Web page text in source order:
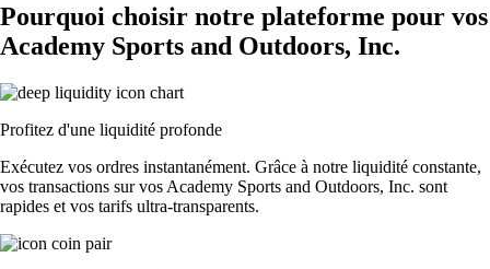
Pourquoi choisir notre plateforme pour vos
Academy Sports and Outdoors, Inc.
Profitez d'une liquidité profonde
Exécutez vos ordres instantanément. Grâce à notre liquidité constante,
vos transactions sur vos Academy Sports and Outdoors, Inc. sont
rapides et vos tarifs ultra-transparents.